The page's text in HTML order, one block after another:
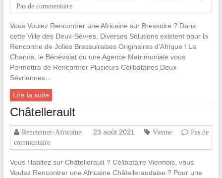
Pas de commentaire
Vous Voulez Rencontrer une Africaine sur Bressuire ? Dans
cette Ville des Deux-Sèvres, Diverses Solutions existent pour la
Rencontre de Jolies Bressuiraises Originaires d’Afrique ! La
Chance, le Bénévolat ou une Agence Matrimoniale vous
Permettra de Rencontrer Plusieurs Célibataires Deux-
Sévriennes…
Lire la suite
Châtellerault
Rencontrer-Africaine 23 août 2021 Vienne
Pas de
commentaire
Vous Habitez sur Châtellerault ? Célibataire Viennois, vous
Voulez Rencontrer une Africaine Châtelleraudaise ? Pour une